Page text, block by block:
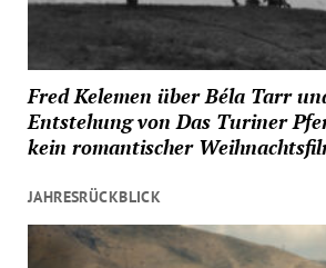
Fred Kelemen über Béla Tarr
Entstehung von Das Turiner
kein romantischer
JAHRESRÜCKBLICK